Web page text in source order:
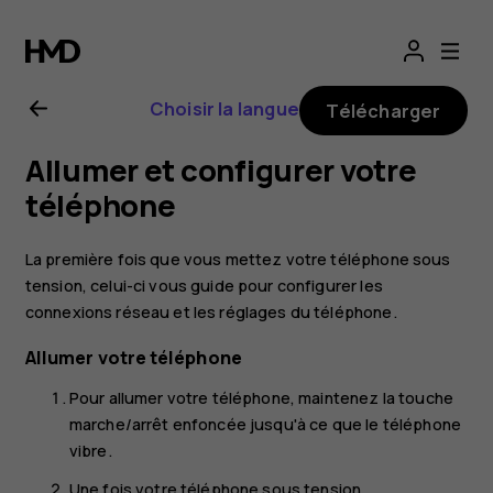
Guide
de
l'utilisateur
Nokia
G21
Choisir la langue Télécharger
Allumer et configurer votre
téléphone
La première fois que vous mettez votre téléphone sous
tension, celui-ci vous guide pour configurer les
connexions réseau et les réglages du téléphone.
Allumer votre téléphone
Pour allumer votre téléphone, maintenez la touche
marche/arrêt enfoncée jusqu'à ce que le téléphone
vibre.